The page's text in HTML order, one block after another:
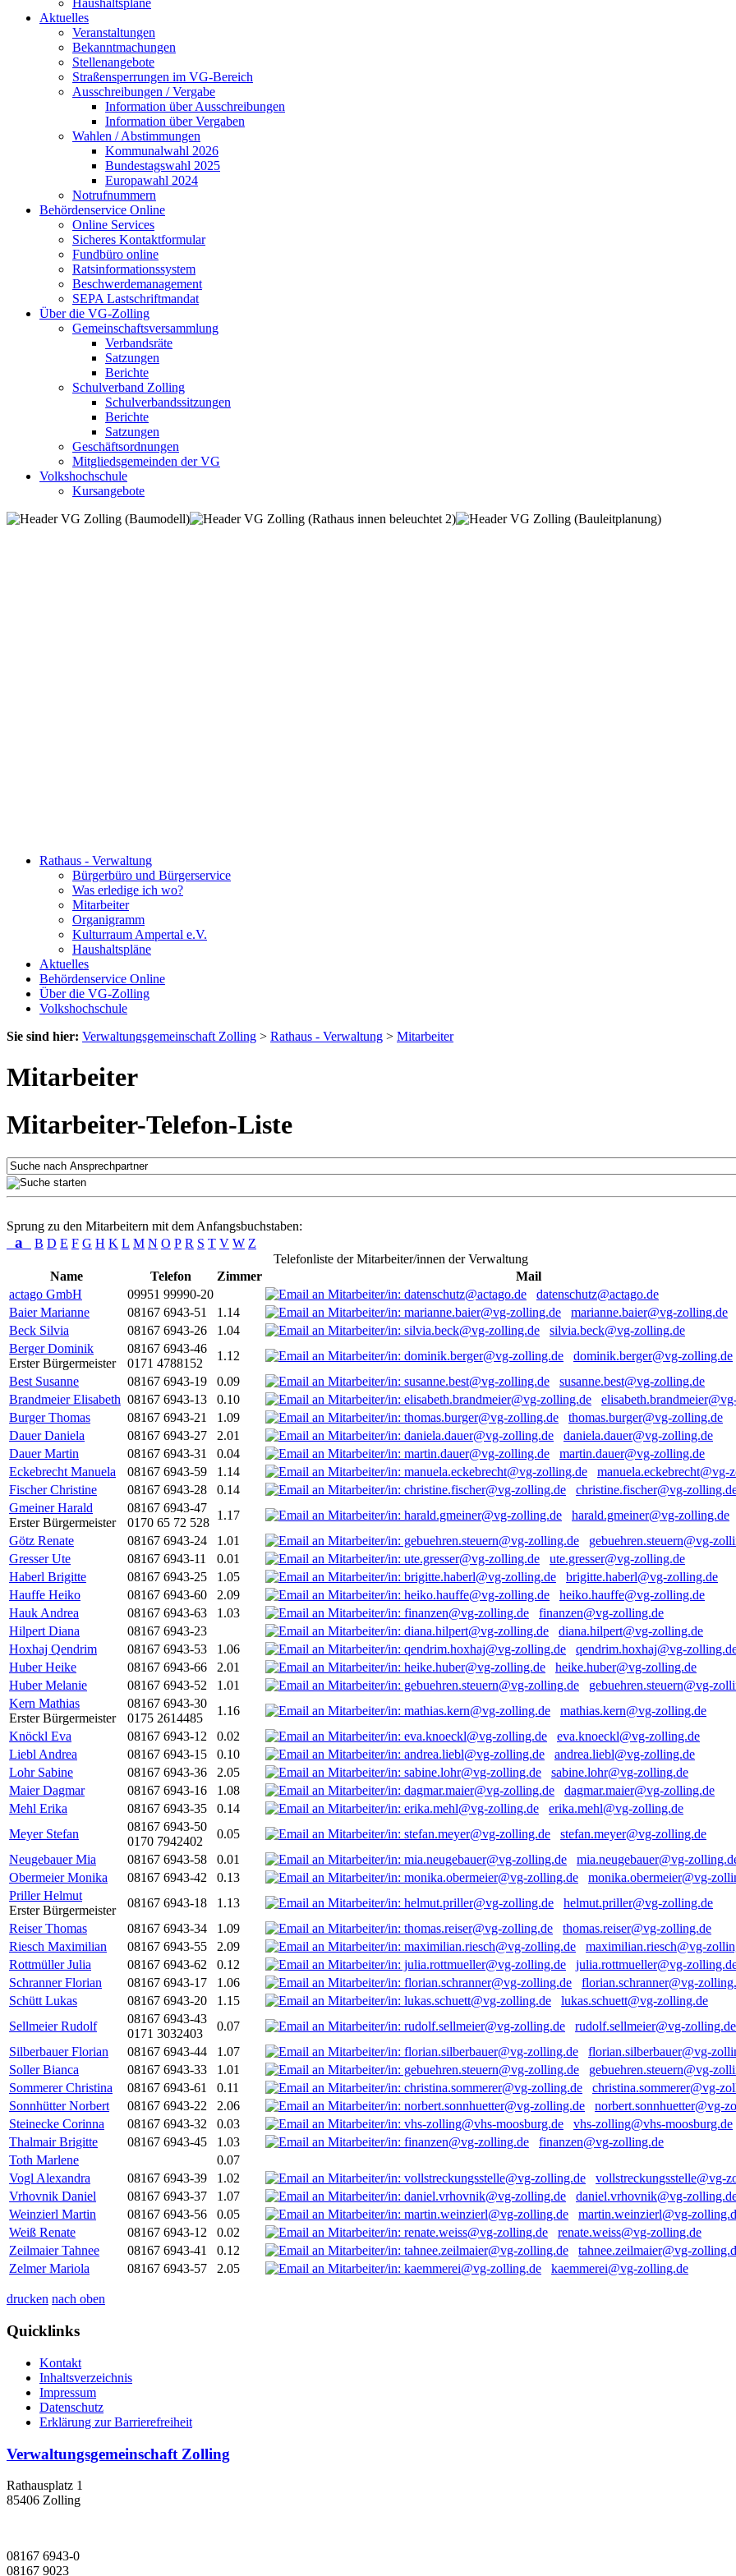
Haushaltspläne
Aktuelles
Veranstaltungen
Bekanntmachungen
Stellenangebote
Straßensperrungen im VG-Bereich
Ausschreibungen / Vergabe
Information über Ausschreibungen
Information über Vergaben
Wahlen / Abstimmungen
Kommunalwahl 2026
Bundestagswahl 2025
Europawahl 2024
Notrufnummern
Behördenservice Online
Online Services
Sicheres Kontaktformular
Fundbüro online
Ratsinformationssystem
Beschwerdemanagement
SEPA Lastschriftmandat
Über die VG-Zolling
Gemeinschaftsversammlung
Verbandsräte
Satzungen
Berichte
Schulverband Zolling
Schulverbandssitzungen
Berichte
Satzungen
Geschäftsordnungen
Mitgliedsgemeinden der VG
Volkshochschule
Kursangebote
Rathaus - Verwaltung
Bürgerbüro und Bürgerservice
Was erledige ich wo?
Mitarbeiter
Organigramm
Kulturraum Ampertal e.V.
Haushaltspläne
Aktuelles
Behördenservice Online
Über die VG-Zolling
Volkshochschule
Sie sind hier: Verwaltungsgemeinschaft Zolling > Rathaus - Verwaltung > Mitarbeiter
Mitarbeiter
Mitarbeiter-Telefon-Liste
Sprung zu den Mitarbeitern mit dem Anfangsbuchstaben:
a B D E F G H K L M N O P R S T V W Z
Telefonliste der Mitarbeiter/innen der Verwaltung
Name
Telefon Zimmer
Mail
actago GmbH
09951 99990-20
datenschutz@actago.de
Baier Marianne
08167 6943-51 1.14
marianne.baier@vg-zolling.de
Beck Silvia
08167 6943-26 1.04
silvia.beck@vg-zolling.de
Berger Dominik
Erster Bürgermeister
08167 6943-46
0171 4788152
1.12
dominik.berger@vg-zolling.de
Best Susanne
08167 6943-19 0.09
susanne.best@vg-zolling.de
Brandmeier Elisabeth 08167 6943-13 0.10
Burger Thomas
08167 6943-21 1.09
thomas.burger@vg-zolling.de
Dauer Daniela
08167 6943-27 2.01
daniela.dauer@vg-zolling.de
Dauer Martin
08167 6943-31 0.04
martin.dauer@vg-zolling.de
Eckebrecht Manuela
08167 6943-59 1.14
manuela.eckebrecht@vg-
Fischer Christine
08167 6943-28 0.14
christine.fischer@vg-
Gmeiner Harald
Erster Bürgermeister
08167 6943-47
0170 65 72 528
1.17
harald.gmeiner@vg-zolling.de
Götz Renate
08167 6943-24 1.01
gebuehren.steuern@vg-
Gresser Ute
08167 6943-11 0.01
ute.gresser@vg-zolling.de
Haberl Brigitte
08167 6943-25 1.05
brigitte.haberl@vg-zolling.de
Hauffe Heiko
08167 6943-60 2.09
heiko.hauffe@vg-zolling.de
Hauk Andrea
08167 6943-63 1.03
finanzen@vg-zolling.de
Hilpert Diana
08167 6943-23
diana.hilpert@vg-zolling.de
Hoxhaj Qendrim
08167 6943-53 1.06
qendrim.hoxhaj@vg-
Huber Heike
08167 6943-66 2.01
heike.huber@vg-zolling.de
Huber Melanie
08167 6943-52 1.01
gebuehren.steuern@vg-
Kern Mathias
Erster Bürgermeister
08167 6943-30
0175 2614485
1.16
mathias.kern@vg-zolling.de
Knöckl Eva
08167 6943-12 0.02
eva.knoeckl@vg-zolling.de
Liebl Andrea
08167 6943-15 0.10
andrea.liebl@vg-zolling.de
Lohr Sabine
08167 6943-36 2.05
sabine.lohr@vg-zolling.de
Maier Dagmar
08167 6943-16 1.08
dagmar.maier@vg-zolling.de
Mehl Erika
08167 6943-35 0.14
erika.mehl@vg-zolling.de
Meyer Stefan
08167 6943-50
0170 7942402
0.05
stefan.meyer@vg-zolling.de
Neugebauer Mia
08167 6943-58 0.01
mia.neugebauer@vg-
Obermeier Monika
08167 6943-42 0.13
monika.obermeier@vg-
Priller Helmut
Erster Bürgermeister
08167 6943-18 1.13
helmut.priller@vg-zolling.de
Reiser Thomas
08167 6943-34 1.09
thomas.reiser@vg-zolling.de
Riesch Maximilian
08167 6943-55 2.09
maximilian.riesch@vg-
Rottmüller Julia
08167 6943-62 0.12
julia.rottmueller@vg-
Schranner Florian
08167 6943-17 1.06
florian.schranner@vg-
Schütt Lukas
08167 6943-20 1.15
lukas.schuett@vg-zolling.de
Sellmeier Rudolf
08167 6943-43
0171 3032403
0.07
rudolf.sellmeier@vg-zolling.de
Silberbauer Florian
08167 6943-44 1.07
florian.silberbauer@vg-
Soller Bianca
08167 6943-33 1.01
gebuehren.steuern@vg-
Sommerer Christina
08167 6943-61 0.11
christina.sommerer@vg-
Sonnhütter Norbert
08167 6943-22 2.06
norbert.sonnhuetter@vg-
Steinecke Corinna
08167 6943-32 0.03
vhs-zolling@vhs-moosburg.de
Thalmair Brigitte
08167 6943-45 1.03
finanzen@vg-zolling.de
Toth Marlene
0.07
Vogl Alexandra
08167 6943-39 1.02
vollstreckungsstelle@vg-
Vrhovnik Daniel
08167 6943-37 1.07
daniel.vrhovnik@vg-
Weinzierl Martin
08167 6943-56 0.05
martin.weinzierl@vg-
Weiß Renate
08167 6943-12 0.02
renate.weiss@vg-zolling.de
Zeilmaier Tahnee
08167 6943-41 0.12
tahnee.zeilmaier@vg-
Zelmer Mariola
08167 6943-57 2.05 kaemmerei@vg-zolling.de
drucken nach oben
Quicklinks
Kontakt
Inhaltsverzeichnis
Impressum
Datenschutz
Erklärung zur Barrierefreiheit
Verwaltungsgemeinschaft Zolling
Rathausplatz 1
85406 Zolling
08167 6943-0
08167 9023